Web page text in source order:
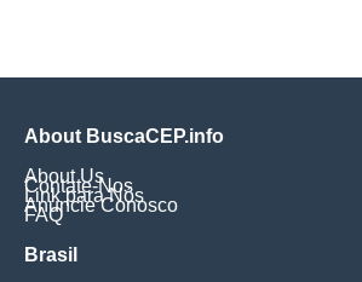
About BuscaCEP.info
About Us
Contate-Nos
Link para Nós
Anuncie Conosco
FAQ
Brasil